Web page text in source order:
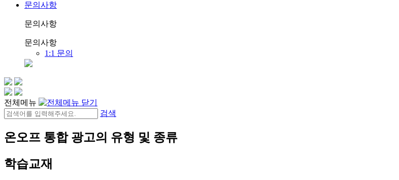
문의사항
문의사항
문의사항
1:1 문의
전체메뉴
검색
온오프 통합 광고의 유형 및 종류
학습교재